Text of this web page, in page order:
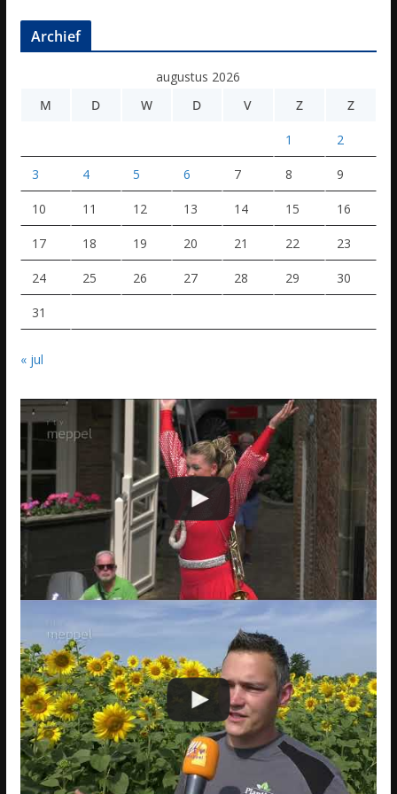
Archief
augustus 2026
M
D W D V Z Z
1 2
3 4 5 6 7 8 9
10 11 12 13 14 15 16
17 18 19 20 21 22 23
24 25 26 27 28 29 30
31
« jul